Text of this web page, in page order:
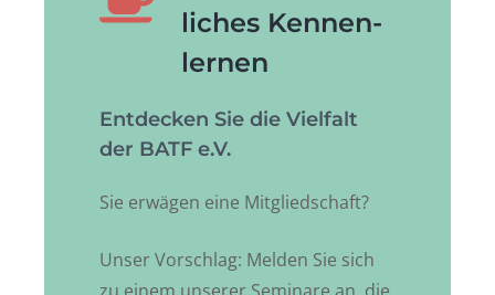
liches Kennen­­
lernen
Entdecken Sie die Vielfalt
der BATF e.V.
Sie erwägen eine Mitgliedschaft?
Unser Vorschlag: Melden Sie sich